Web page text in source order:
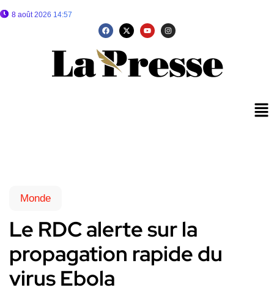
8 août 2026 14:57
Monde
Le RDC alerte sur la
propagation rapide du
virus Ebola